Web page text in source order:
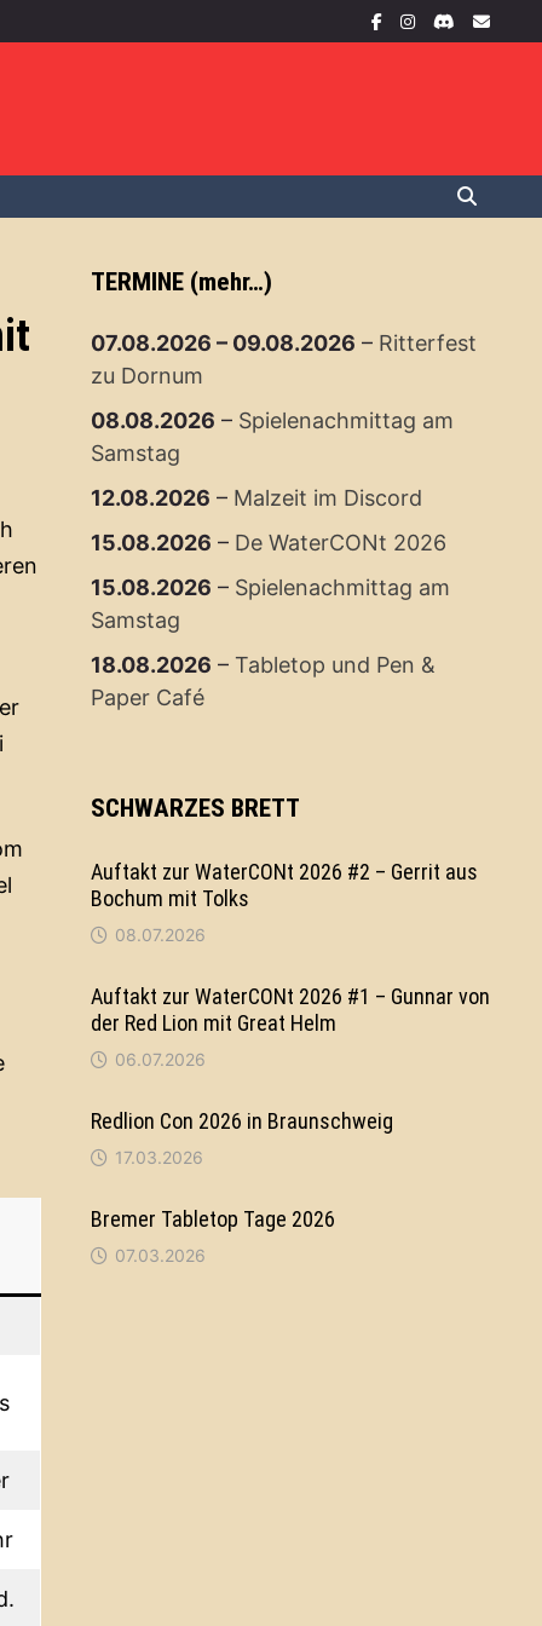
TERMINE (mehr…)
07.08.2026 – 09.08.2026 – Ritterfest
zu Dornum
08.08.2026 – Spielenachmittag am
Samstag
12.08.2026 – Malzeit im Discord
15.08.2026 – De WaterCONt 2026
15.08.2026 – Spielenachmittag am
Samstag
18.08.2026 – Tabletop und Pen &
Paper Café
SCHWARZES BRETT
Auftakt zur WaterCONt 2026 #2 – Gerrit aus
Bochum mit Tolks
08.07.2026
Auftakt zur WaterCONt 2026 #1 – Gunnar von
der Red Lion mit Great Helm
06.07.2026
Redlion Con 2026 in Braunschweig
17.03.2026
Bremer Tabletop Tage 2026
07.03.2026